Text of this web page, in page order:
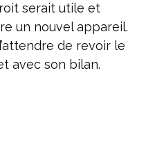
serait utile et
un nouvel appareil.
de revoir le
avec son bilan.